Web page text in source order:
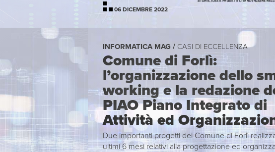
06 DICEMBRE 2022
INFORMATICA MAG / CASI DI ECCELLENZA
Comune di Forlì:
l’organizzazione dello
working e la redazione
PIAO Piano Integrato di
Attività ed
Due importanti progetti del Comune di Forlì
ultimi 6 mesi relativi alla progettazione ed